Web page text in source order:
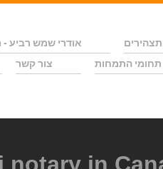
אודרי שמש רביע -
צור קשר תחומי התמחות